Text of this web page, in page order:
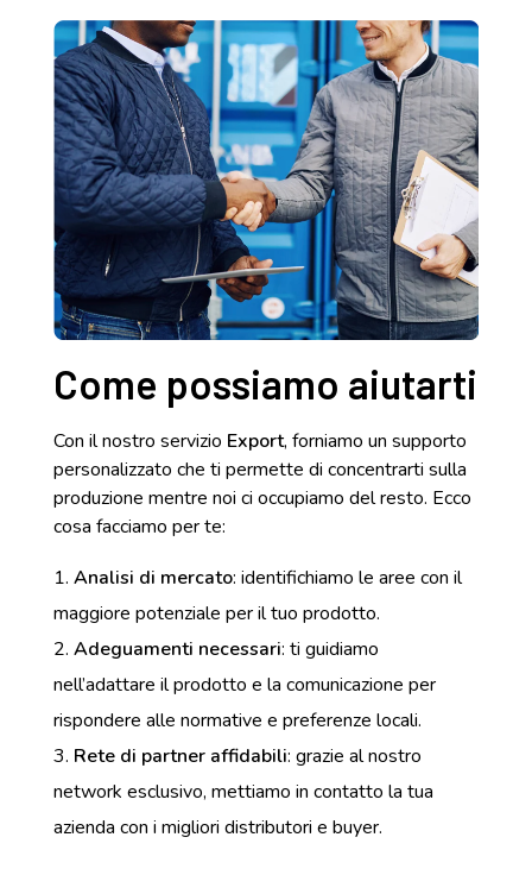
Come possiamo aiutarti
Con il nostro servizio Export, forniamo un supporto
personalizzato che ti permette di concentrarti sulla
produzione mentre noi ci occupiamo del resto. Ecco
cosa facciamo per te:
Analisi di mercato: identifichiamo le aree con il
maggiore potenziale per il tuo prodotto.
Adeguamenti necessari: ti guidiamo
nell’adattare il prodotto e la comunicazione per
rispondere alle normative e preferenze locali.
Rete di partner affidabili: grazie al nostro
network esclusivo, mettiamo in contatto la tua
azienda con i migliori distributori e buyer.